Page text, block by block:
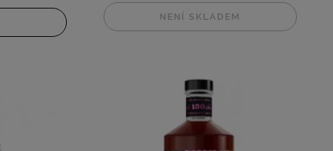
NENÍ SKLADEM